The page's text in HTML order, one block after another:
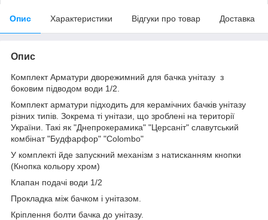
Опис Характеристики Відгуки про товар Доставка
Опис
Комплект Арматури дворежимний для бачка унітазу з
боковим підводом води 1/2.
Комплект арматури підходить для керамічних бачків унітазу
різних типів. Зокрема ті унітази, що зроблені на території
України. Такі як "Днепрокерамика" "Церсаніт" славутський
комбінат "Будфарфор" "Colombo"
У комплекті йде запускний механізм з натисканням кнопки
(Кнопка кольору хром)
Клапан подачі води 1/2
Прокладка між бачком і унітазом.
Кріплення болти бачка до унітазу.